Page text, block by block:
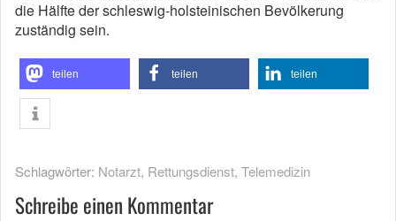
die Hälfte der schleswig-holsteinischen Bevölkerung
zuständig sein.
teilen teilen teilen
Schlagwörter: Notarzt, Rettungsdienst, Telemedizin
Schreibe einen Kommentar